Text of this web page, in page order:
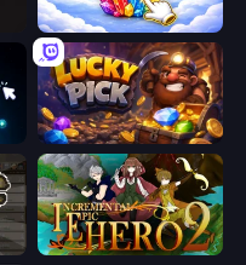
Crystalia Idle Clicker
Lucky Pick
Incremental Epic Hero 2